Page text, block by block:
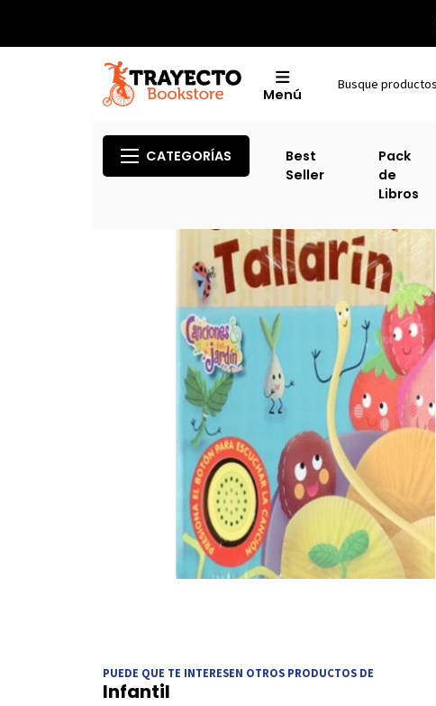
Menú
CATEGORÍAS
Best
Seller
Pack
de
Libros
PUEDE QUE TE INTERESEN OTROS PRODUCTOS DE
Infantil